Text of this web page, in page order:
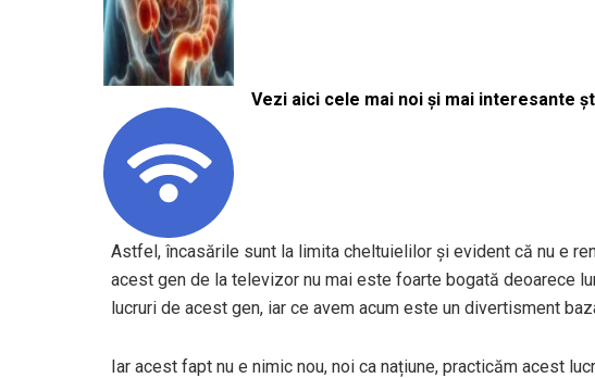
Vezi aici cele mai noi și mai interesante
Astfel, încasările sunt la limita cheltuielilor și evident că nu e
acest gen de la televizor nu mai este foarte bogată deoarece
lucruri de acest gen, iar ce avem acum este un divertisment
Iar acest fapt nu e nimic nou, noi ca națiune, practicăm acest